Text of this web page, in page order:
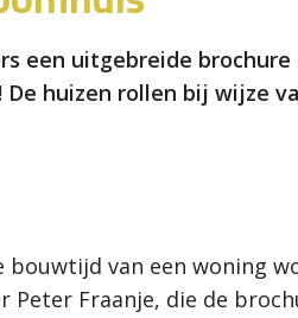
een uitgebreide
huizen rollen bij wijze
bouwtijd van een woning
Fraanje, die de